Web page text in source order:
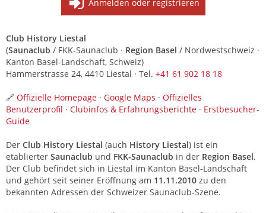
Anmelden oder registrieren
Club History Liestal
(Saunaclub / FKK-Saunaclub · Region Basel / Nordwestschweiz ·
Kanton Basel-Landschaft, Schweiz)
Hammerstrasse 24, 4410 Liestal · Tel. +41 61 902 18 18
🔗 Offizielle Homepage · Google Maps · Offizielles
Benutzerprofil · Clubinfos & Erfahrungsberichte · Erstbesucher-
Guide
Der Club History Liestal (auch History Liestal) ist ein
etablierter Saunaclub und FKK-Saunaclub in der Region Basel.
Der Club befindet sich in Liestal im Kanton Basel-Landschaft
und gehört seit seiner Eröffnung am 11.11.2010 zu den
bekannten Adressen der Schweizer Saunaclub-Szene.